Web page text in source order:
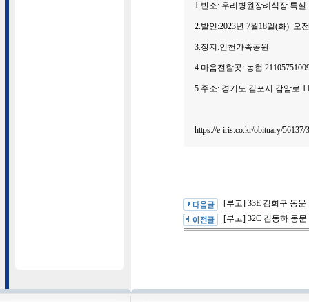
1.빈소: 우리병원장례식장 특실
2.발인:2023년 7월18일(화) 오
3.장지:인천가족공원
4.마음전할곳: 농협
5.주소: 경기도 김포시 감암로
https://e-iris.co.kr/obituary/56137/
[부고] 33E 김희구 동문
[부고] 32C 김동하 동